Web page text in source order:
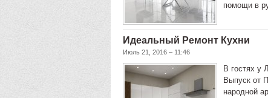
помощи в
Идеальный Ремонт Кухни
Июль 21, 2016 – 11:46
В гостях у
Выпуск от
народной